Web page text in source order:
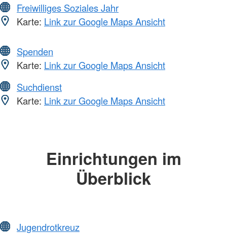
Freiwilliges Soziales Jahr
Karte: Link zur Google Maps Ansicht
Spenden
Karte: Link zur Google Maps Ansicht
Suchdienst
Karte: Link zur Google Maps Ansicht
Einrichtungen im
Überblick
Jugendrotkreuz